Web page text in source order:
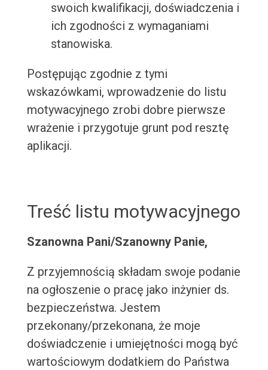
swoich kwalifikacji, doświadczenia i
ich zgodności z wymaganiami
stanowiska.
Postępując zgodnie z tymi
wskazówkami, wprowadzenie do listu
motywacyjnego zrobi dobre pierwsze
wrażenie i przygotuje grunt pod resztę
aplikacji.
Treść listu motywacyjnego
Szanowna Pani/Szanowny Panie,
Z przyjemnością składam swoje podanie
na ogłoszenie o pracę jako inżynier ds.
bezpieczeństwa. Jestem
przekonany/przekonana, że moje
doświadczenie i umiejętności mogą być
wartościowym dodatkiem do Państwa